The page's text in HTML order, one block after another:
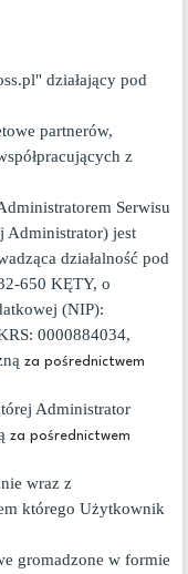
.pl" działający pod
partnerów,
z
Serwisu
Administrator) jest
działalność pod
650 KĘTY, o
(NIP):
0000884034,
za pośrednictwem
Administrator
za pośrednictwem
wraz z
którego Użytkownik
gromadzone w formie